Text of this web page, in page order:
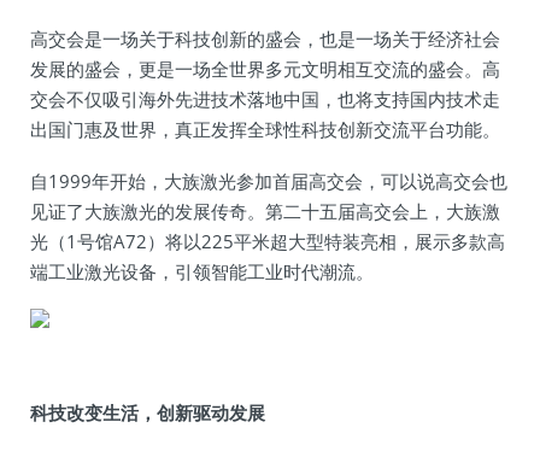
高交会是一场关于科技创新的盛会，也是一场关于经济社会
发展的盛会，更是一场全世界多元文明相互交流的盛会。高
交会不仅吸引海外先进技术落地中国，也将支持国内技术走
出国门惠及世界，真正发挥全球性科技创新交流平台功能。
自1999年开始，大族激光参加首届高交会，可以说高交会也
见证了大族激光的发展传奇。第二十五届高交会上，大族激
光（1号馆A72）将以225平米超大型特装亮相，展示多款高
端工业激光设备，引领智能工业时代潮流。
科技改变生活，创新驱动发展